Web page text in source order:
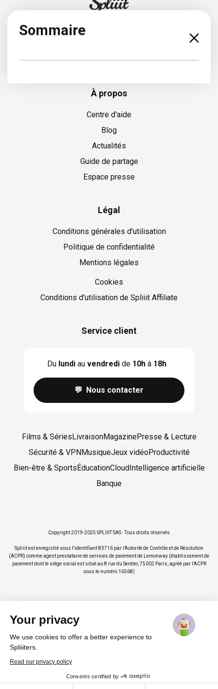
Your privacy
We use cookies to offer a better experience to
Spliiiters.
Read our privacy policy
Consents certified by
Cookies
Sommaire
À propos
Centre d'aide
Blog
Actualités
Guide de partage
Espace presse
Légal
Conditions générales d'utilisation
Politique de confidentialité
Mentions légales
Cookies
Conditions d'utilisation de Spliiit Affiliate
Service client
Du lundiau vendredide 10hà 18h
💬 Nous contacter
Films & SériesLivraisonMagazinePresse & Lecture
Sécurité & VPNMusiqueJeux vidéoProductivité
Bien-être & SportsÉducationCloudIntelligence artificielle
Banque
Copyright 2019-2025 SPLIIIT SAS - Tous droits réservés
Spliiit est enregistré sous l'identifiant 83716 par l’Autorité de Contrôle et de Résolution
(ACPR) comme agent prestataire de services de paiement de Lemonway (établissement de
paiement dont le siège social est situé au 8 rue du Sentier, 75002 Paris, agréé par l’ACPR
sous le numéro 16568)
Cadeau pour nos lecteurs
Vos abonnements jusqu'à -70%